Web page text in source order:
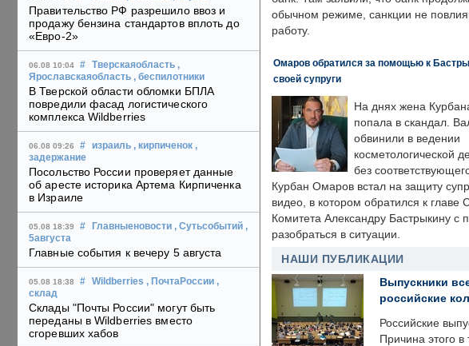
Правительство РФ разрешило ввоз и
продажу бензина стандартов вплоть до
«Евро-2»
06.08 10:04 # Тверскаяобласть ,
Ярославскаяобласть , беспилотники
В Тверской области обломки БПЛА
повредили фасад логистического
комплекса Wildberries
06.08 09:26 # израиль , кирпиченок ,
задержание
Посольство России проверяет данные
об аресте историка Артема Кирпиченка
в Израиле
05.08 18:39 # Главныеновости , Сутьсобытий ,
5августа
Главные события к вечеру 5 августа
05.08 18:38 # Wildberries , ПочтаРоссии ,
склад
Склады "Почты России" могут быть
переданы в Wildberries вместо
сгоревших хабов
обычном режиме, санкции не
работу.
Омаров обратился за помощью к
своей супруги
На днях жена
попала в скандал.
обвинили в ведении
косметологической
без
Курбан Омаров встал на защиту
видео, в котором обратился к главе
Комитета Александру Бастрыкину с
разобраться в ситуации.
НАШИ ПУБЛИКАЦИИ
Выпускники
российские
Российские
Причина этого